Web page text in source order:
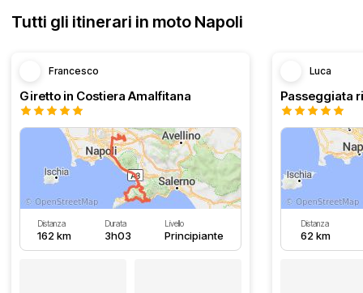
Tutti gli itinerari in moto Napoli
Francesco
Giretto in Costiera Amalfitana
Distanza
162 km
Durata
3h03
Livello
Principiante
Luca
Passeggiata
Distanza
62 km